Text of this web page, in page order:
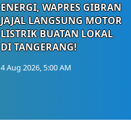
ENERGI, WAPRES GIBRAN
JAJAL LANGSUNG MOTOR
LISTRIK BUATAN LOKAL
DI TANGERANG!
4 Aug 2026, 5:00 AM